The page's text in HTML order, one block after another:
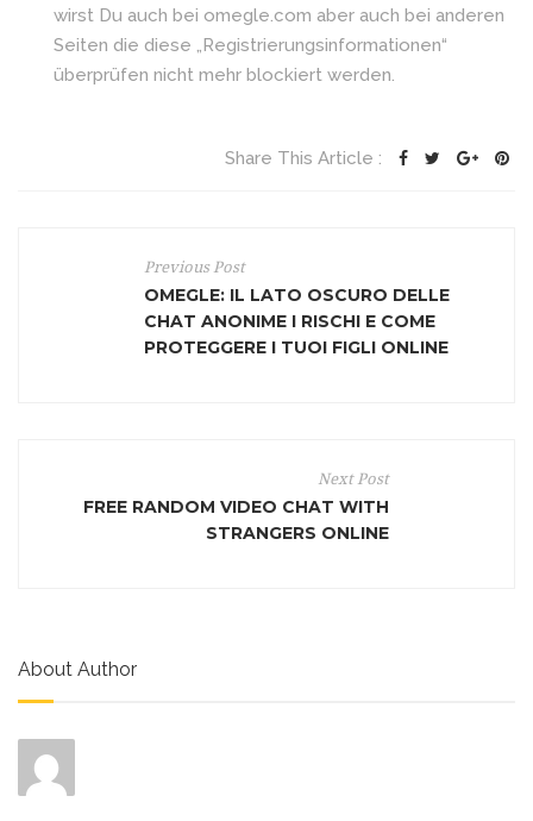
wirst Du auch bei omegle.com aber auch bei anderen
Seiten die diese „Registrierungsinformationen“
überprüfen nicht mehr blockiert werden.
Share This Article :
Previous Post
OMEGLE: IL LATO OSCURO DELLE
CHAT ANONIME I RISCHI E COME
PROTEGGERE I TUOI FIGLI ONLINE
Next Post
FREE RANDOM VIDEO CHAT WITH
STRANGERS ONLINE
About Author